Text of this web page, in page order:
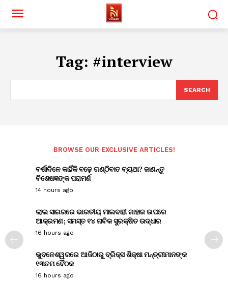
Tag: #interview
SEARCH
BROWSE OUR EXCLUSIVE ARTICLES!
ବର୍ଷାଦିନେ କାହିଁକି ବଢ଼େ ଗଣ୍ଠିବାତ ବ୍ୟଥା? ଜାଣନ୍ତୁ
ବିଶେଷଜ୍ଞଙ୍କ ପରାମର୍ଶ
14 hours ago
ଲାଲ ସାଗରରେ ଭାରତୀୟ ମାଲବାହୀ ଜାହାଜ ଉପରେ
ଆକ୍ରମଣ; ସମସ୍ତ ୧୪ ନାବିକ ସୁରକ୍ଷିତ ଉଦ୍ଧାର
16 hours ago
ଭୁବନେଶ୍ୱରରେ ଆଜିଠାରୁ ବ୍ରିକ୍ସ ଶିକ୍ଷା ମନ୍ତ୍ରୀମାନଙ୍କ
୧୩ତମ ବୈଠକ
16 hours ago